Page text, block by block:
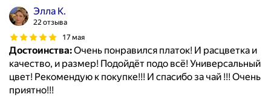
Элла К.
22 отзыва
17 мая
Достоинства:Очень понравился платок! И расцветка и
качество, и размер! Подойдёт подо всё! Универсальный
цвет! Рекомендую к покупке!!! И спасибо за чай !!! Очень
приятно!!!